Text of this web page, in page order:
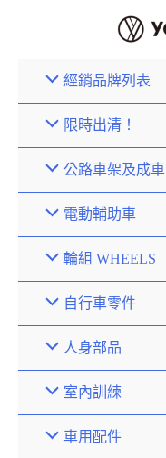
經銷品牌列表
限時出清！
公路車架及成車
電動輔助車
輪組 WHEELS
自行車零件
人身部品
室內訓練
車用配件